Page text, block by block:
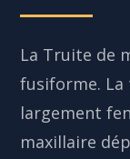
La Truite de
fusiforme.
largement
maxillaire